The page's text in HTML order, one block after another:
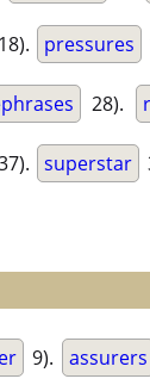
18). pressures
28).
superstar
9). assurers